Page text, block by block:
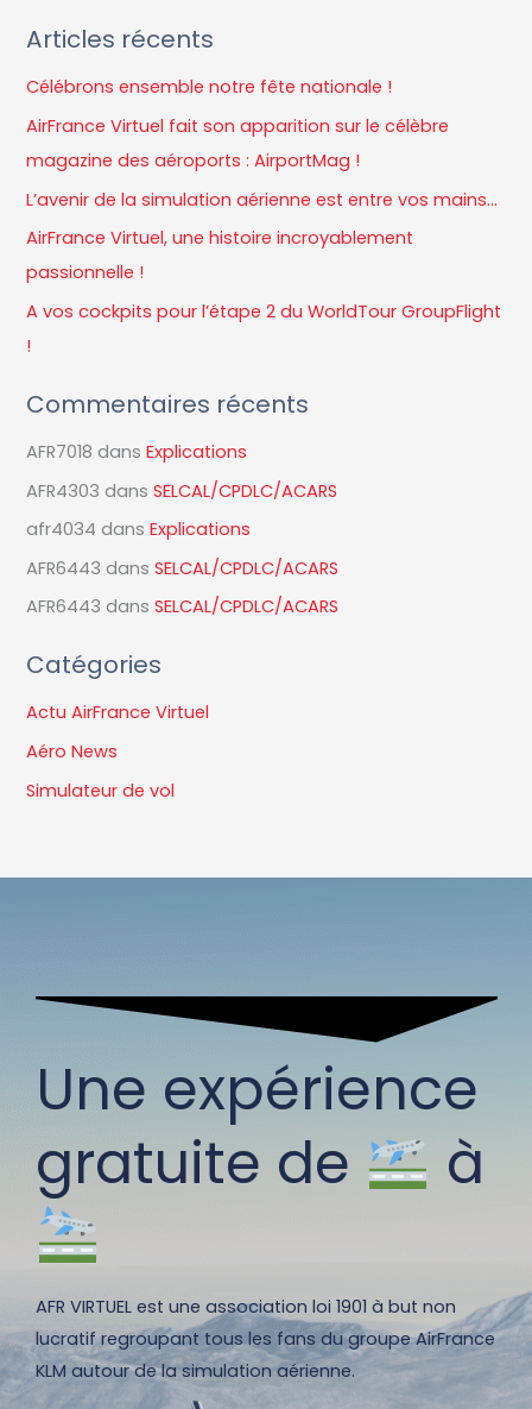
c
h
e
r
:
Articles récents
Célébrons ensemble notre fête nationale !
AirFrance Virtuel fait son apparition sur le célèbre
magazine des aéroports : AirportMag !
L’avenir de la simulation aérienne est entre vos mains…
AirFrance Virtuel, une histoire incroyablement
passionnelle !
A vos cockpits pour l’étape 2 du WorldTour GroupFlight
!
Commentaires récents
AFR7018 dansExplications
AFR4303 dansSELCAL/CPDLC/ACARS
afr4034 dansExplications
AFR6443 dansSELCAL/CPDLC/ACARS
AFR6443 dansSELCAL/CPDLC/ACARS
Catégories
Actu AirFrance Virtuel
Aéro News
Simulateur de vol
Une expérience
gratuite de
à
AFR VIRTUEL est une association loi 1901 à but non
lucratif regroupant tous les fans du groupe AirFrance
KLM autour de la simulation aérienne.